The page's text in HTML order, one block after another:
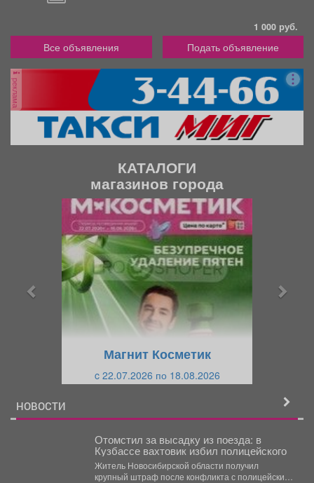
1 000 руб.
Все объявления Подать объявление
реклама
КАТАЛОГИ
магазинов города
Магнит Косметик
c 22.07.2026 по 18.08.2026
НОВОСТИ
Отомстил за высадку из поезда: в
Кузбассе вахтовик избил полицейского
Житель Новосибирской области получил
крупный штраф после конфликта с полицейским